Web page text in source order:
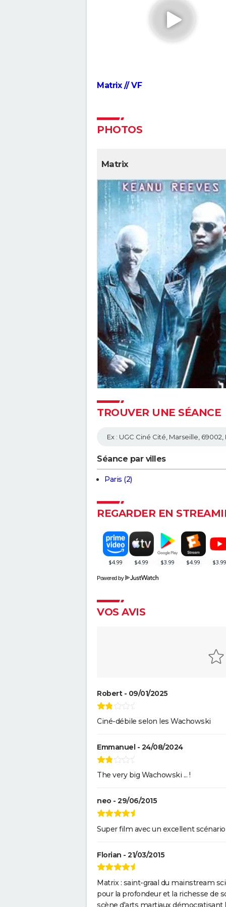
Terminator 2, le jugement
Alien, le huitième passager
Matrix // VF
PHOTOS
Matrix
TROUVER UNE SÉANCE
Séance par villes
Paris (2)
REGARDER EN
Powered by
VOS AVIS
Robert - 09/01/2025
Ciné-débile selon les Wachowski
Emmanuel - 24/08/2024
The very big Wachowski ... !
neo - 29/06/2015
Super film avec un excellent scénario
Florian - 21/03/2015
Matrix : saint-graal du mainstream
pour la profondeur et la richesse de
scène d'arts martiaux